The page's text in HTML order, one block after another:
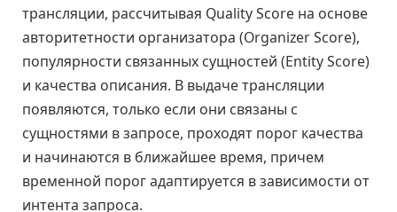
трансляции, рассчитывая Quality Score на основе
авторитетности организатора (Organizer Score),
популярности связанных сущностей (Entity Score)
и качества описания. В выдаче трансляции
появляются, только если они связаны с
сущностями в запросе, проходят порог качества
и начинаются в ближайшее время, причем
временной порог адаптируется в зависимости от
интента запроса.